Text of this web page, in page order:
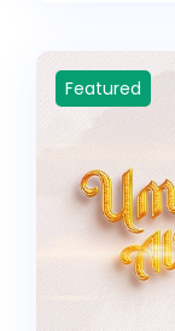
Featured